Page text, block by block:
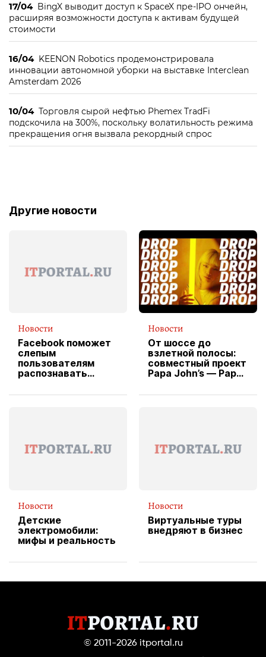
17/04 BingX выводит доступ к SpaceX пре-IPO ончейн,
расширяя возможности доступа к активам будущей
стоимости
16/04 KEENON Robotics продемонстрировала
инновации автономной уборки на выставке Interclean
Amsterdam 2026
10/04 Торговля сырой нефтью Phemex TradFi
подскочила на 300%, поскольку волатильность режима
прекращения огня вызвала рекордный спрос
Другие новости
Новости
Facebook поможет
слепым
пользователям
распознавать
Новости
От шоссе до
взлетной полосы:
совместный проект
Papa John’s — Papa
вводит
Новости
Детские
электромобили:
мифы и реальность
Новости
Виртуальные туры
внедряют в бизнес
© 2011-2026 itportal.ru